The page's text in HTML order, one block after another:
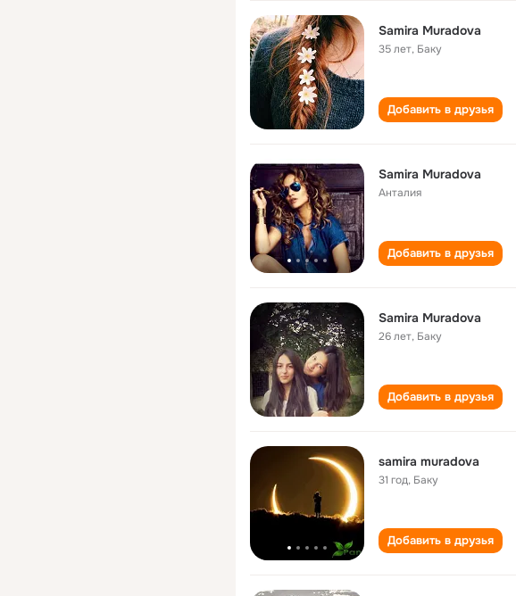
Samira Muradova
35 лет, Баку
Добавить в друзья
Samira Muradova
Анталия
Добавить в друзья
Samira Muradova
26 лет, Баку
Добавить в друзья
samira muradova
31 год, Баку
Добавить в друзья